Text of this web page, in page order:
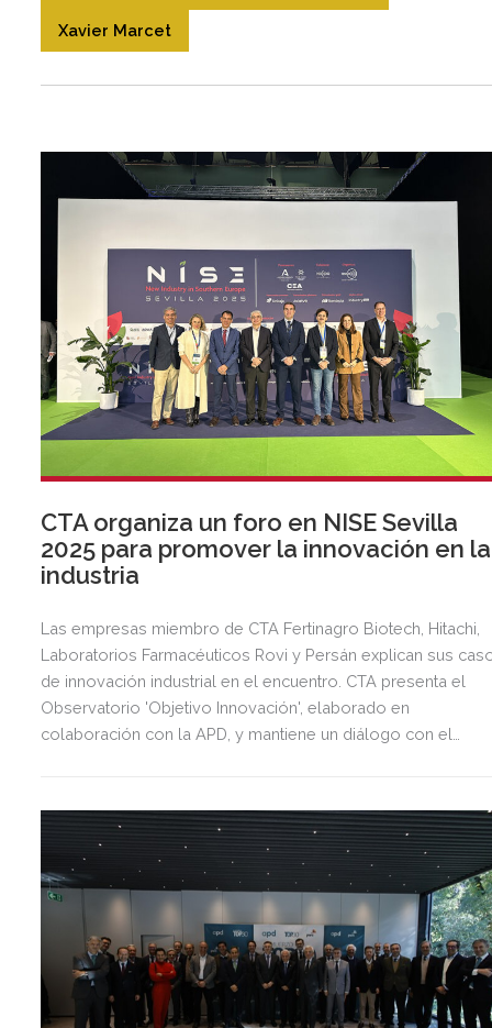
Xavier Marcet
CTA organiza un foro en NISE Sevilla
2025 para promover la innovación en la
industria
Las empresas miembro de CTA Fertinagro Biotech, Hitachi,
Laboratorios Farmacéuticos Rovi y Persán explican sus
de innovación industrial en el encuentro. CTA presenta el
Observatorio 'Objetivo Innovación', elaborado en
colaboración con la APD, y mantiene un diálogo con el
industrial.